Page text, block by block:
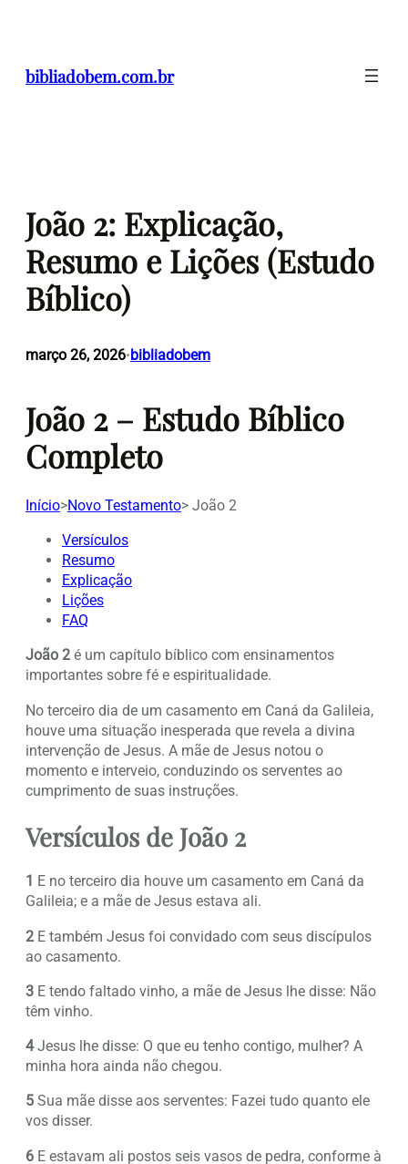
conteúdo
bibliadobem.com.br
João 2: Explicação,
Resumo e Lições (Estudo
Bíblico)
março 26, 2026•bibliadobem
João 2 – Estudo Bíblico
Completo
Início>Novo Testamento> João 2
Versículos
Resumo
Explicação
Lições
FAQ
João 2 é um capítulo bíblico com ensinamentos
importantes sobre fé e espiritualidade.
No terceiro dia de um casamento em Caná da Galileia,
houve uma situação inesperada que revela a divina
intervenção de Jesus. A mãe de Jesus notou o
momento e interveio, conduzindo os serventes ao
cumprimento de suas instruções.
Versículos de João 2
1 E no terceiro dia houve um casamento em Caná da
Galileia; e a mãe de Jesus estava ali.
2 E também Jesus foi convidado com seus discípulos
ao casamento.
3 E tendo faltado vinho, a mãe de Jesus lhe disse: Não
têm vinho.
4Jesus lhe disse: O que eu tenho contigo, mulher? A
minha hora ainda não chegou.
5 Sua mãe disse aos serventes: Fazei tudo quanto ele
vos disser.
6 E estavam ali postos seis vasos de pedra, conforme à